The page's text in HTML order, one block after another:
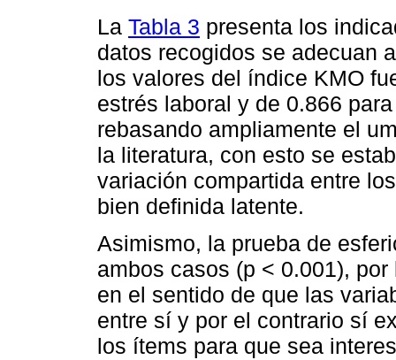
La Tabla 3 presenta los
datos recogidos se adecuan
los valores del índice KMO
estrés laboral y de 0.866
rebasando ampliamente el
la literatura, con esto se
variación compartida entre
bien definida latente.
Asimismo, la prueba de
ambos casos (p < 0.001),
en el sentido de que las
entre sí y por el contrario sí
los ítems para que sea